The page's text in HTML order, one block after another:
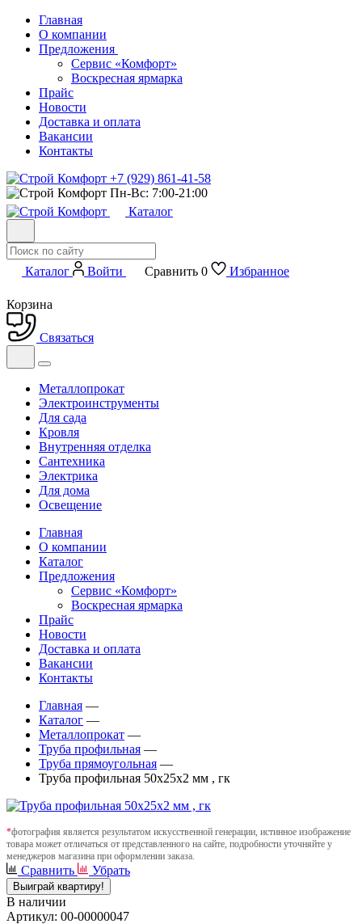
Главная
О компании
Предложения
Сервис «Комфорт»
Воскресная ярмарка
Прайс
Новости
Доставка и оплата
Вакансии
Контакты
+7 (929) 861-41-58
Пн-Вс: 7:00-21:00
Каталог
Каталог Войти Сравнить 0 Избранное
Корзина
Связаться
Металлопрокат
Электроинструменты
Для сада
Кровля
Внутренняя отделка
Сантехника
Электрика
Для дома
Освещение
Главная
О компании
Каталог
Предложения
Сервис «Комфорт»
Воскресная ярмарка
Прайс
Новости
Доставка и оплата
Вакансии
Контакты
Главная —
Каталог —
Металлопрокат —
Труба профильная —
Труба прямоугольная —
Труба профильная 50х25х2 мм , гк
*фотография является результатом искусственной генерации, истинное изображение
товара может отличаться от представленного на сайте, подробности уточняйте у
менеджеров магазина при оформлении заказа.
Сравнить Убрать
Выиграй квартиру!
В наличии
Артикул: 00-00000047